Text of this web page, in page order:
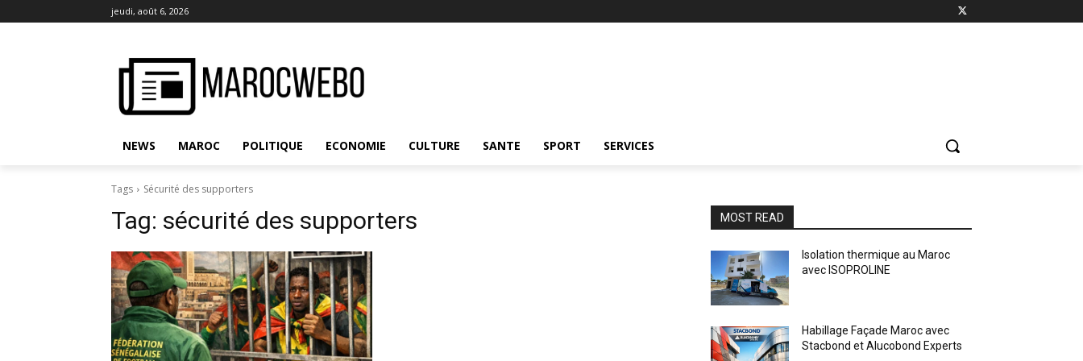
jeudi, août 6, 2026
NEWS MAROC POLITIQUE ECONOMIE CULTURE SANTE SPORT SERVICES
Tags Sécurité des supporters
Tag: sécurité des supporters MOST READ
Isolation thermique au Maroc
avec ISOPROLINE
Habillage Façade Maroc avec
Stacbond et Alucobond Experts